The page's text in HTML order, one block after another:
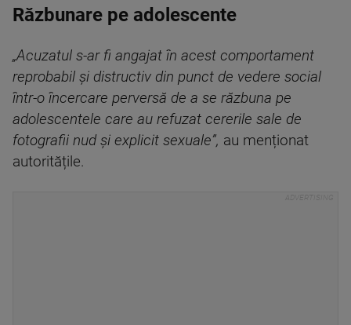
Răzbunare pe adolescente
„Acuzatul s-ar fi angajat în acest comportament
reprobabil și distructiv din punct de vedere social
într-o încercare perversă de a se răzbuna pe
adolescentele care au refuzat cererile sale de
fotografii nud și explicit sexuale”, au menționat
autoritățile.